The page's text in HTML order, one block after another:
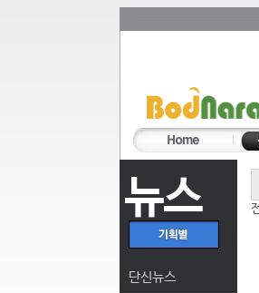
뉴스
단신뉴스